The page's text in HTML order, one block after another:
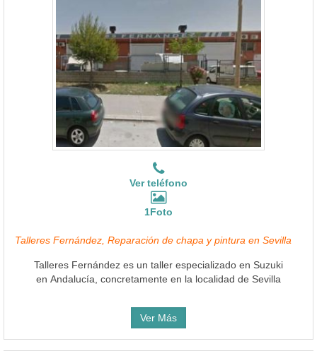
Ver teléfono
1Foto
Talleres Fernández, Reparación de chapa y pintura en Sevilla
Talleres Fernández es un taller especializado en Suzuki
en Andalucía, concretamente en la localidad de Sevilla
Ver Más